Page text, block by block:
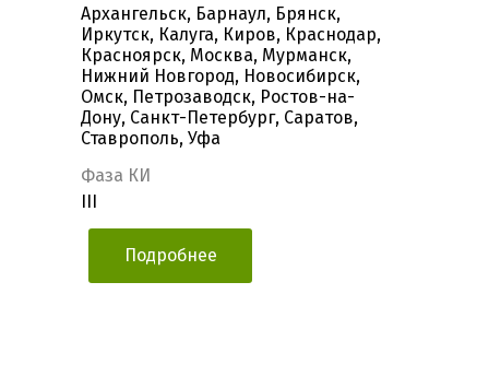
Архангельск, Барнаул, Брянск,
Иркутск, Калуга, Киров, Краснодар,
Красноярск, Москва, Мурманск,
Нижний Новгород, Новосибирск,
Омск, Петрозаводск, Ростов-на-
Дону, Санкт-Петербург, Саратов,
Ставрополь, Уфа
Фаза КИ
Подробнее